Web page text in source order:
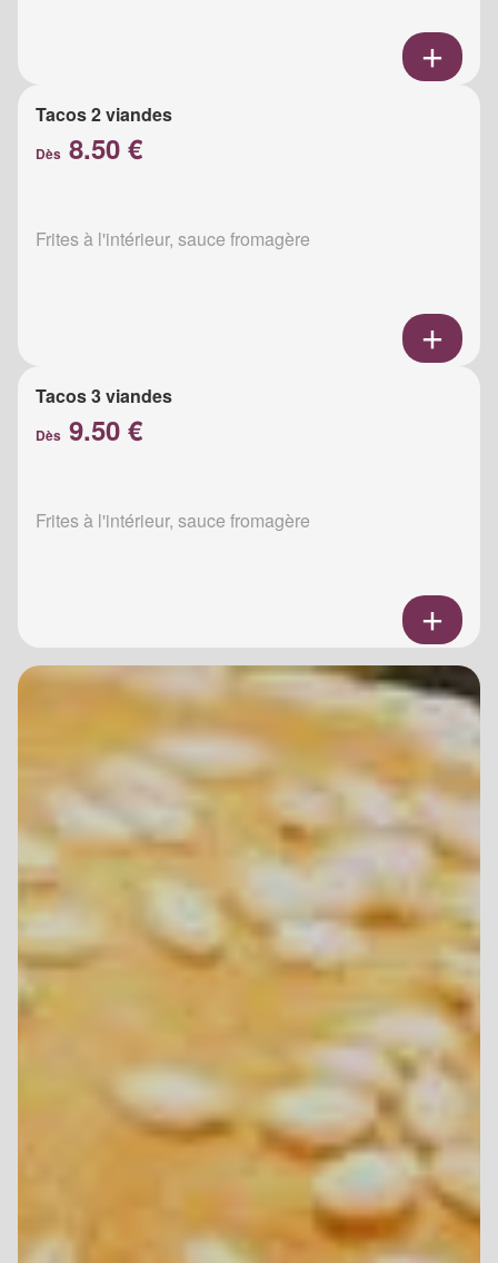
Tacos 2 viandes
Dès 8.50 €
Frites à l'intérieur, sauce fromagère
Tacos 3 viandes
Dès 9.50 €
Frites à l'intérieur, sauce fromagère